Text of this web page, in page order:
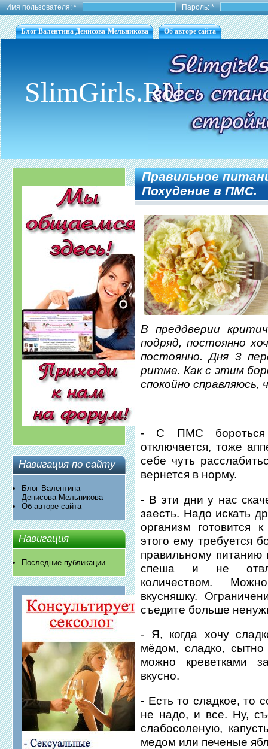
Имя пользователя:* Пароль:*
Блог Валентина Денисова-Мельникова Об авторе сайта
SlimGirls.RU
Навигация по сайту
Блог Валентина
Денисова-Мельникова
Об авторе сайта
Навигация
Последние публикации
Правильное
Похудение в ПМС.
В преддверии
подряд, постоянно
постоянно. Дня 3
ритме. Как с этим
спокойно
- С ПМС бороться
отключается, тоже
себе чуть
вернется в норму.
- В эти дни у нас
заесть. Надо искать
организм готовится
этого ему требуется
правильному питанию
спеша и не
количеством.
вкусняшку.
съедите больше
- Я, когда хочу
мёдом, сладко,
можно креветками
вкусно.
- Есть то сладкое, то
не надо, и все. Ну,
слабосоленую,
медом или печеные